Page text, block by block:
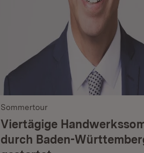
Sommertour
Viertägige
durch Baden-